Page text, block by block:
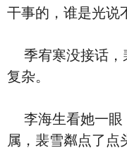
干事的，谁是光说
季宥寒没接话，
复杂。
李海生看她一眼
属，裴雪粼点了点